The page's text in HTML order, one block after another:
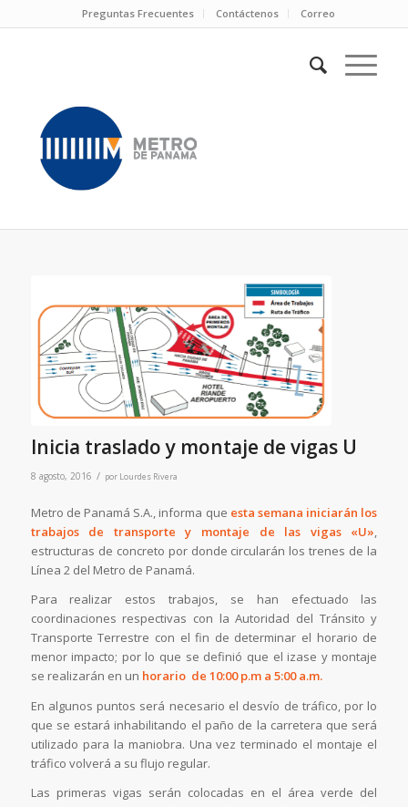
Preguntas Frecuentes Contáctenos Correo
Inicia traslado y montaje de vigas U
8 agosto, 2016 / por Lourdes Rivera
Metro de Panamá S.A., informa que esta semana iniciarán los
trabajos de transporte y montaje de las vigas «U»,
estructuras de concreto por donde circularán los trenes de la
Línea 2 del Metro de Panamá.
Para realizar estos trabajos, se han efectuado las
coordinaciones respectivas con la Autoridad del Tránsito y
Transporte Terrestre con el fin de determinar el horario de
menor impacto; por lo que se definió que el izase y montaje
se realizarán en un horario de 10:00 p.m a 5:00 a.m.
En algunos puntos será necesario el desvío de tráfico, por lo
que se estará inhabilitando el paño de la carretera que será
utilizado para la maniobra. Una vez terminado el montaje el
tráfico volverá a su flujo regular.
Las primeras vigas serán colocadas en el área verde del